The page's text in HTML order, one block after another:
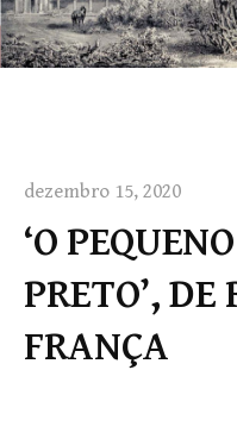
dezembro 15, 2020
‘O
PRETO’, DE
FRANÇA